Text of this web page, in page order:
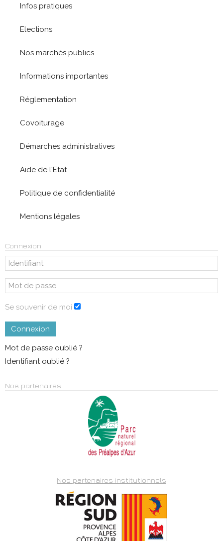
Infos pratiques
Elections
Nos marchés publics
Informations importantes
Réglementation
Covoiturage
Démarches administratives
Aide de l'Etat
Politique de confidentialité
Mentions légales
Connexion
Se souvenir de moi
Connexion
Mot de passe oublié ?
Identifiant oublié ?
Nos partenaires
Nos partenaires institutionnels